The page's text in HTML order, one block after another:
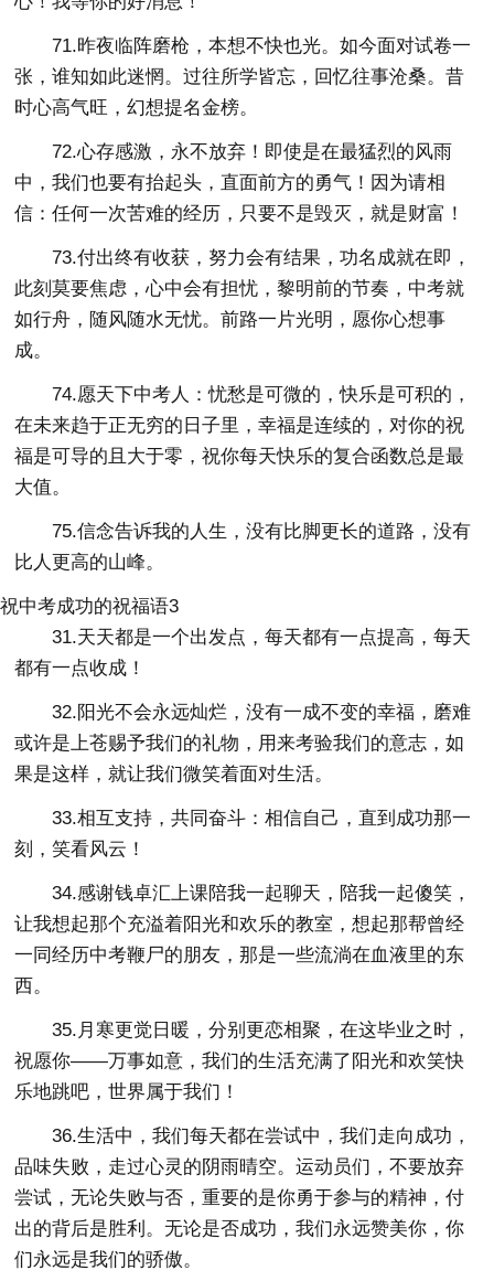
71.昨夜临阵磨枪，本想不快也光。如今面对试卷一
张，谁知如此迷惘。过往所学皆忘，回忆往事沧桑。昔
时心高气旺，幻想提名金榜。
72.心存感激，永不放弃！即使是在最猛烈的风雨
中，我们也要有抬起头，直面前方的勇气！因为请相
信：任何一次苦难的经历，只要不是毁灭，就是财富！
73.付出终有收获，努力会有结果，功名成就在即，
此刻莫要焦虑，心中会有担忧，黎明前的节奏，中考就
如行舟，随风随水无忧。前路一片光明，愿你心想事
成。
74.愿天下中考人：忧愁是可微的，快乐是可积的，
在未来趋于正无穷的日子里，幸福是连续的，对你的祝
福是可导的且大于零，祝你每天快乐的复合函数总是最
大值。
75.信念告诉我的人生，没有比脚更长的道路，没有
比人更高的山峰。
祝中考成功的祝福语3
31.天天都是一个出发点，每天都有一点提高，每天
都有一点收成！
32.阳光不会永远灿烂，没有一成不变的幸福，磨难
或许是上苍赐予我们的礼物，用来考验我们的意志，如
果是这样，就让我们微笑着面对生活。
33.相互支持，共同奋斗：相信自己，直到成功那一
刻，笑看风云！
34.感谢钱卓汇上课陪我一起聊天，陪我一起傻笑，
让我想起那个充溢着阳光和欢乐的教室，想起那帮曾经
一同经历中考鞭尸的朋友，那是一些流淌在血液里的东
西。
35.月寒更觉日暖，分别更恋相聚，在这毕业之时，
祝愿你——万事如意，我们的生活充满了阳光和欢笑快
乐地跳吧，世界属于我们！
36.生活中，我们每天都在尝试中，我们走向成功，
品味失败，走过心灵的阴雨晴空。运动员们，不要放弃
尝试，无论失败与否，重要的是你勇于参与的精神，付
出的背后是胜利。无论是否成功，我们永远赞美你，你
们永远是我们的骄傲。